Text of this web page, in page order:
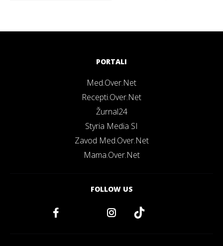
PORTALI
Med.Over.Net
Recepti.Over.Net
Žurnal24
Styria Media SI
Zavod Med.Over.Net
Mama.Over.Net
FOLLOW US